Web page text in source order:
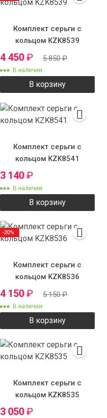
Комплект серьги с
кольцом KZK8539
4 450 ₽ 5 850₽
В наличии
В корзину
Комплект серьги с
кольцом KZK8541
3 140 ₽
В наличии
В корзину
Комплект серьги с
кольцом KZK8536
4 150 ₽ 5 150₽
В наличии
В корзину
-20%
Комплект серьги с
кольцом KZK8535
3 050 ₽